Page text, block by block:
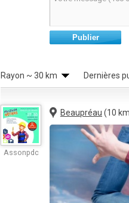
Publier
Rayon ~ 30 km Dernières
Assonpdc
Beaupréau (10